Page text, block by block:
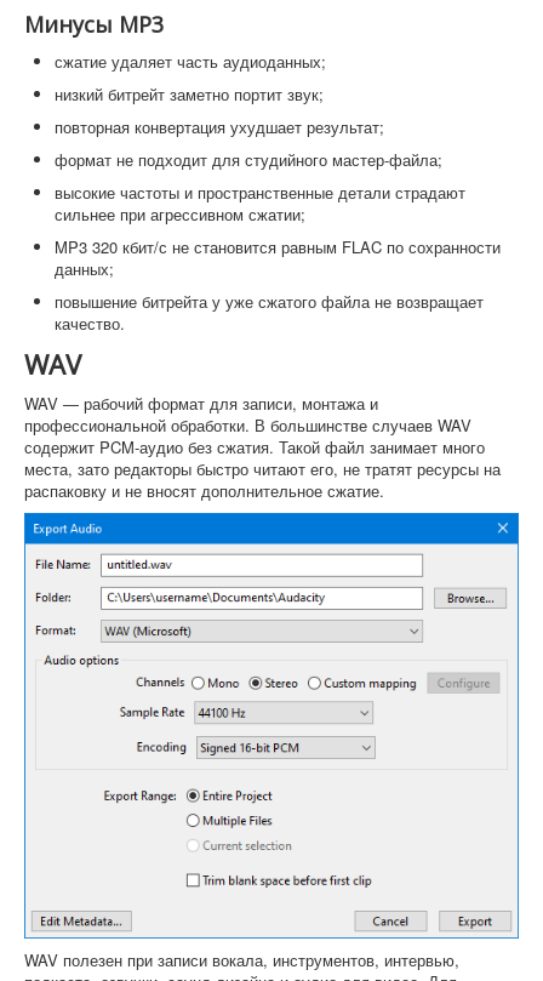
Минусы MP3
сжатие удаляет часть аудиоданных;
низкий битрейт заметно портит звук;
повторная конвертация ухудшает результат;
формат не подходит для студийного мастер-файла;
высокие частоты и пространственные детали страдают
сильнее при агрессивном сжатии;
MP3 320 кбит/с не становится равным FLAC по сохранности
данных;
повышение битрейта у уже сжатого файла не возвращает
качество.
WAV
WAV — рабочий формат для записи, монтажа и
профессиональной обработки. В большинстве случаев WAV
содержит PCM-аудио без сжатия. Такой файл занимает много
места, зато редакторы быстро читают его, не тратят ресурсы на
распаковку и не вносят дополнительное сжатие.
WAV полезен при записи вокала, инструментов, интервью,